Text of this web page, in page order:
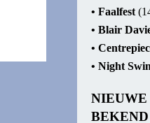
• Faalfest
• Blair
•
• Night
BEKEND